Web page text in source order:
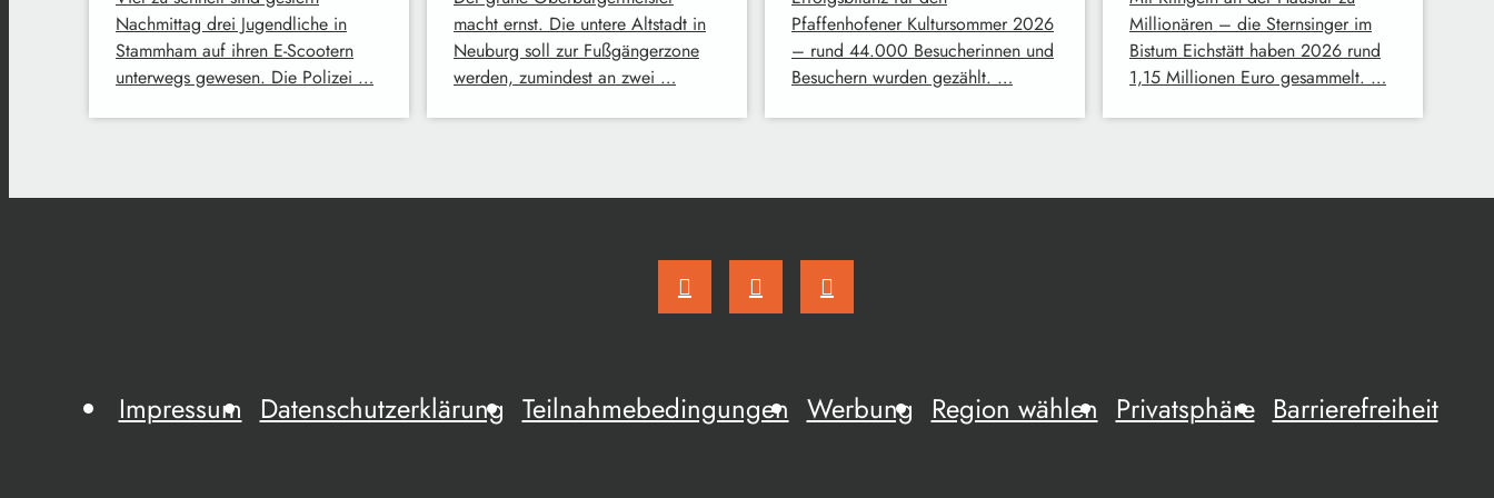
Nachmittag drei Jugendliche in
Stammham auf ihren E-Scootern
unterwegs gewesen. Die Polizei …
macht ernst. Die untere Altstadt in
Neuburg soll zur Fußgängerzone
werden, zumindest an zwei …
Pfaffenhofener Kultursommer 2026
– rund 44.000 Besucherinnen und
Besuchern wurden gezählt. …
Millionären – die Sternsinger im
Bistum Eichstätt haben 2026 rund
1,15 Millionen Euro gesammelt. …
Impressum Datenschutzerklärung Teilnahmebedingungen Werbung Region wählen Privatsphäre Barrierefreiheit